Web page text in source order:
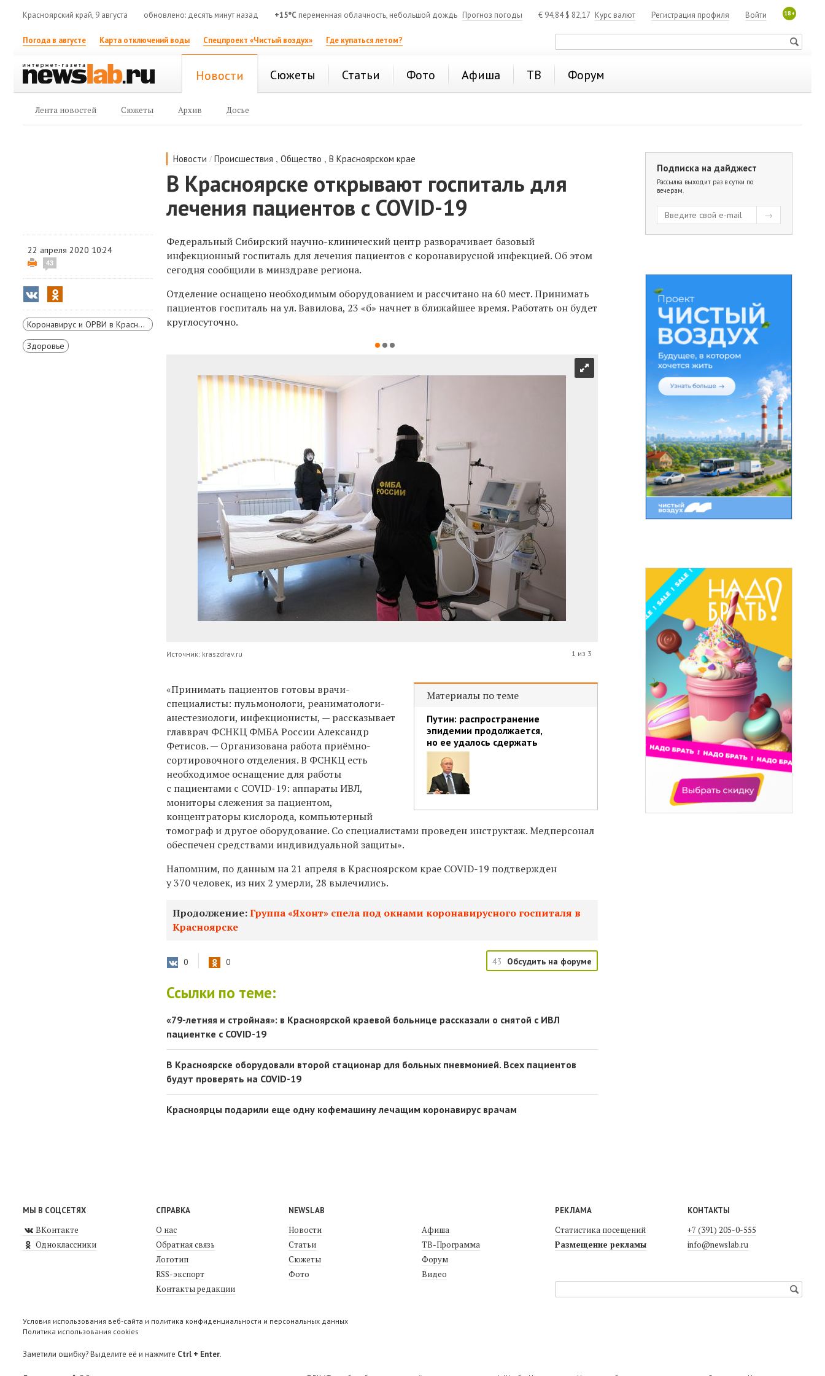
Красноярский край, 9 августа обновлено: десять минут назад +15°C переменная облачность, небольшой дождь Прогноз погоды € 94,84$ 82,17 Курс валют 18+
Войти
Регистрация профиля
Погода в августе Карта отключений воды Спецпроект «Чистый воздух» Где купаться летом?
Новости Сюжеты Статьи Фото Афиша ТВ Форум
Лента новостей Сюжеты Архив Досье
Новости /Происшествия ,Общество ,В Красноярском крае
В Красноярске открывают госпиталь для
лечения пациентов с COVID-19
22 апреля 2020 10:24
43
Коронавирус и ОРВИ в Красноярском крае
Здоровье
Федеральный Сибирский научно-клинический центр разворачивает базовый
инфекционный госпиталь для лечения пациентов с коронавирусной инфекцией. Об этом
сегодня сообщили в минздраве региона.
Отделение оснащено необходимым оборудованием и рассчитано на 60 мест. Принимать
пациентов госпиталь на ул. Вавилова, 23 «б» начнет в ближайшее время. Работать он будет
круглосуточно.
Источник: kraszdrav.ru 1 из 3
Материалы по теме
Путин: распространение
эпидемии продолжается,
но ее удалось сдержать
«Принимать пациентов готовы врачи-
специалисты: пульмонологи, реаниматологи-
анестезиологи, инфекционисты, — рассказывает
главврач ФСНКЦ ФМБА России Александр
Фетисов. — Организована работа приёмно-
сортировочного отделения. В ФСНКЦ есть
необходимое оснащение для работы
с пациентами с COVID-19: аппараты ИВЛ,
мониторы слежения за пациентом,
концентраторы кислорода, компьютерный
томограф и другое оборудование. Со специалистами проведен инструктаж. Медперсонал
обеспечен средствами индивидуальной защиты».
Напомним, по данным на 21 апреля в Красноярском крае COVID-19 подтвержден
у 370 человек, из них 2 умерли, 28 вылечились.
Продолжение:Группа «Яхонт» спела под окнами коронавирусного госпиталя в
Красноярске
0 0 43 Обсудить на форуме
Ссылки по теме:
«79-летняя и стройная»: в Красноярской краевой больнице рассказали о снятой с ИВЛ
пациентке с COVID-19
В Красноярске оборудовали второй стационар для больных пневмонией. Всех пациентов
будут проверять на COVID-19
Красноярцы подарили еще одну кофемашину лечащим коронавирус врачам
Подписка на дайджест
Рассылка выходит раз в сутки по
вечерам.
МЫ В СОЦСЕТЯХ
ВКонтакте
Одноклассники
СПРАВКА
О нас
Обратная связь
Логотип
RSS-экспорт
Контакты редакции
NEWSLAB
Новости
Статьи
Сюжеты
Фото
Афиша
ТВ-Программа
Форум
Видео
РЕКЛАМА
Статистика посещений
Размещение рекламы
КОНТАКТЫ
+7 (391) 205-0-555
info@newslab.ru
Условия использования веб-сайта и политика конфиденциальности и персональных данных
Политика использования cookies
Заметили ошибку? Выделите её и нажмите Ctrl + Enter.